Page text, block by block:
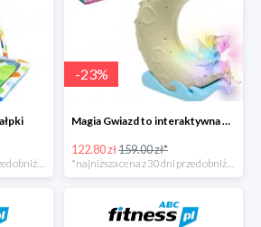
-23%
Magia Gwiazd to interaktywna gra od Epee
122.80 zł159.00 zł*